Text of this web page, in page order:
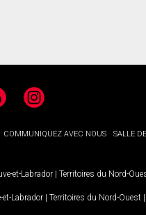
Instagram
COMMUNIQUEZ AVEC NOUS SALLE
et-Labrador | Territoires du Nord-
et-Labrador | Territoires du Nord-Ouest |